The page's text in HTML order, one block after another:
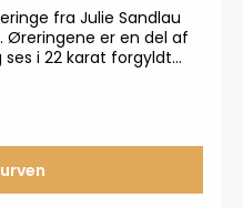
fra Julie Sandlau
Øreringene er en del af
i 22 karat forgyldt
mm Bredde: 12,7 mm